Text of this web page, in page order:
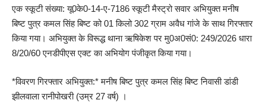
एक स्कूटी संख्या: यू0के0-14-ए-7186 स्कूटी मैस्ट्रो सवार अभियुक्त मनीष
बिष्ट पुत्र कमल सिंह बिष्ट को 01 किलो 302 ग्राम अवैध गांजे के साथ गिरफ्तार
किया गया। अभियुक्त के विरूद्ध थाना ऋषिकेश पर मु0अ0सं0: 249/2026 धारा
8/20/60 एनडीपीएस एक्ट का अभियोग पंजीकृत किया गया।
*विवरण गिरफ्तार अभियुक्त:* मनीष बिष्ट पुत्र कमल सिंह बिष्ट निवासी डांडी
झीलवाला रानीपोखरी (उम्र 27 वर्ष) ।